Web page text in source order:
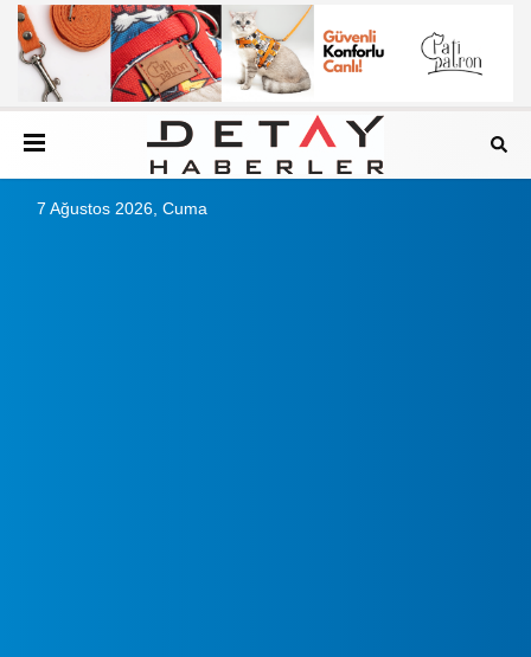
7 Ağustos 2026, Cuma